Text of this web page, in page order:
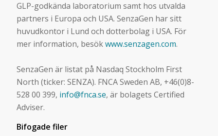
GLP-godkända laboratorium samt hos utvalda
partners i Europa och USA. SenzaGen har sitt
huvudkontor i Lund och dotterbolag i USA. För
mer information, besökwww.senzagen.com.
SenzaGen är listat på Nasdaq Stockholm First
North (ticker: SENZA). FNCA Sweden AB, +46(0)8-
528 00 399, info@fnca.se, är bolagets Certified
Adviser.
Bifogade filer